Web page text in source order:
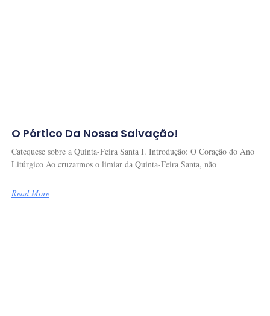
O Pórtico Da Nossa Salvação!
Catequese sobre a Quinta-Feira Santa I. Introdução: O Coração do Ano
Litúrgico Ao cruzarmos o limiar da Quinta-Feira Santa, não
Read More